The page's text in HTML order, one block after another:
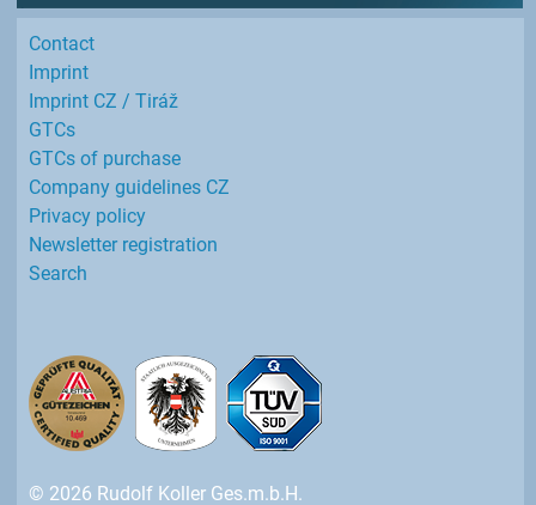
Contact
Imprint
Imprint CZ / Tiráž
GTCs
GTCs of purchase
Company guidelines CZ
Privacy policy
Newsletter registration
Search
© 2026 Rudolf Koller Ges.m.b.H.